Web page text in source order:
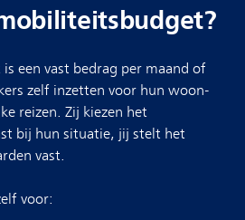
een vast bedrag per maand of
zelf inzetten voor hun woon-
reizen. Zij kiezen het
bij hun situatie, jij stelt het
vast.
voor: